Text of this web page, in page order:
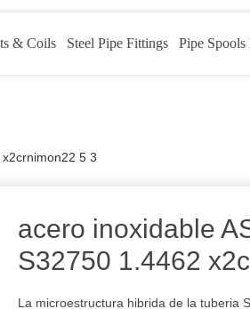
& Coils Steel Pipe Fittings Pipe Spools
5 3
acero inoxidable
S32750 1.4462
La microestructura hibrida de la tuberia